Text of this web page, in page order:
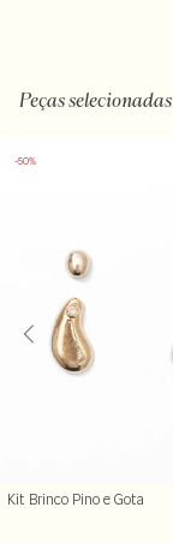
Peças selecionadas
-50%
Kit Brinco Pino e Gota